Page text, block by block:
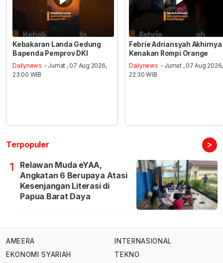
Kebakaran Landa Gedung
Bapenda Pemprov DKI
Dailynews - Jumat , 07 Aug 2026,
23:00 WIB
Febrie Adriansyah Akhirnya
Kenakan Rompi Orange
Dailynews - Jumat , 07 Aug 2026,
22:30 WIB
Terpopuler >
1
Relawan Muda eYAA,
Angkatan 6 Berupaya Atasi
Kesenjangan Literasi di
Papua Barat Daya
AMEERA
EKONOMI SYARIAH
INTERNASIONAL
TEKNO